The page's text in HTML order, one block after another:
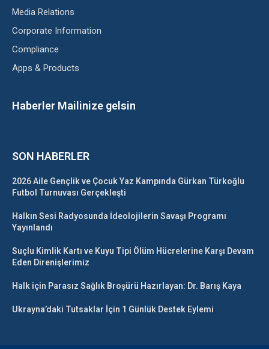
Media Relations
Corporate Information
Compliance
Apps & Products
Haberler Mailinize gelsin
SON HABERLER
2026 Aile Gençlik ve Çocuk Yaz Kampında Gürkan Türkoğlu
Futbol Turnuvası Gerçekleşti
Halkın Sesi Radyosunda İdeolojilerin Savaşı Programı
Yayınlandı
Suçlu Kimlik Kartı ve Kuyu Tipi Ölüm Hücrelerine Karşı Devam
Eden Direnişlerimiz
Halk için Parasız Sağlık Broşürü Hazırlayan: Dr. Barış Kaya
Ukrayna’daki Tutsaklar İçin 1 Günlük Destek Eylemi